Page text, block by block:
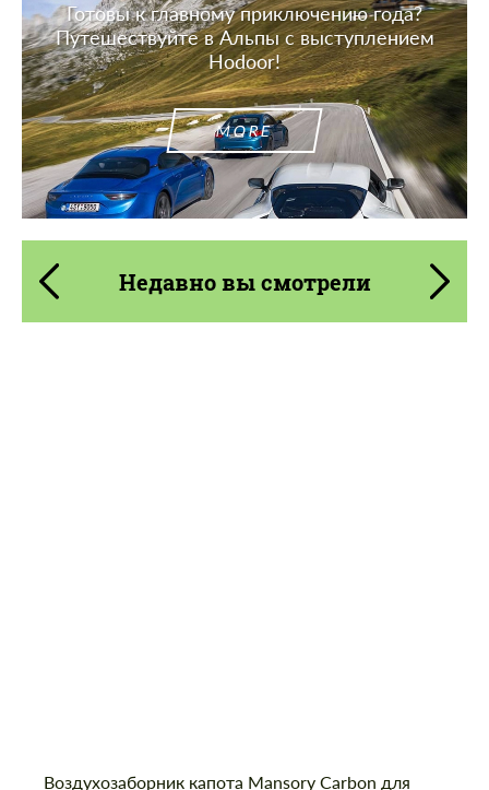
Готовы к главному приключению года?
Путешествуйте в Альпы с выступлением
Hodoor!
MORE
Недавно вы смотрели
Воздухозаборник капота Mansory Carbon для